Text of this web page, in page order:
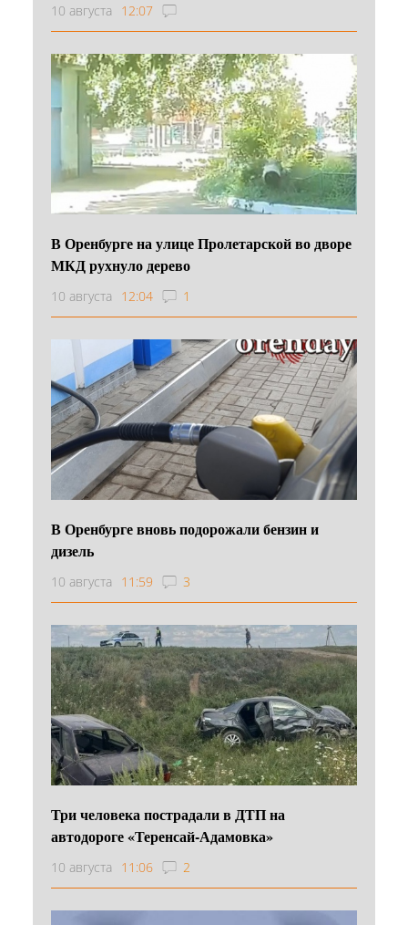
10 августа 12:07
В Оренбурге на улице Пролетарской во дворе
МКД рухнуло дерево
10 августа 12:04 1
В Оренбурге вновь подорожали бензин и
дизель
10 августа 11:59 3
Три человека пострадали в ДТП на
автодороге «Теренсай-Адамовка»
10 августа 11:06 2